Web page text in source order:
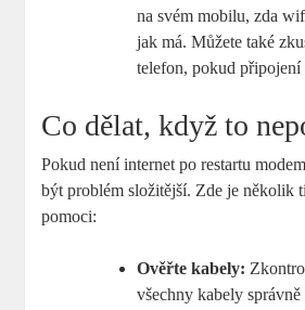
na svém mobilu, zda
jak má. Můžete také
telefon, pokud připojení
Co dělat, když to
Pokud není internet po restartu
být problém složitější. Zde je několik
pomoci:
Ověřte kabely:
všechny kabely správně